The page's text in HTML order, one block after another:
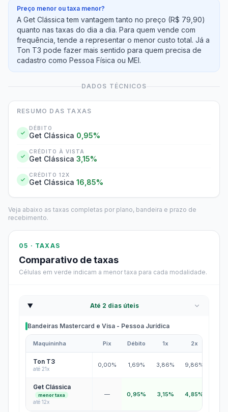
Preço menor ou taxa menor?
A Get Clássica tem vantagem tanto no preço (R$ 79,90)
quanto nas taxas do dia a dia. Para quem vende com
frequência, tende a representar o menor custo total. Já a
Ton T3 pode fazer mais sentido para quem precisa de
cadastro como Pessoa Física ou MEI.
DADOS TÉCNICOS
RESUMO DAS TAXAS
DÉBITO
Get Clássica 0,95%
CRÉDITO À VISTA
Get Clássica 3,15%
CRÉDITO 12X
Get Clássica 16,85%
Veja abaixo as taxas completas por plano, bandeira e prazo de
recebimento.
05 · TAXAS
Comparativo de taxas
Células em verde indicam a menor taxa para cada modalidade.
Até 2 dias úteis
Bandeiras Mastercard e Visa - Pessoa Jurídica
Maquininha Pix Débito 1x 2x
Ton T3
até 21x
0,00% 1,69% 3,86% 9,86%
Get Clássica
menor taxa
até 12x
— 0,95% 3,15% 4,85%